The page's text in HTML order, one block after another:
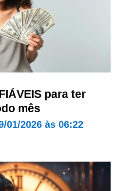
para ter
mês
01/2026 às 06:22